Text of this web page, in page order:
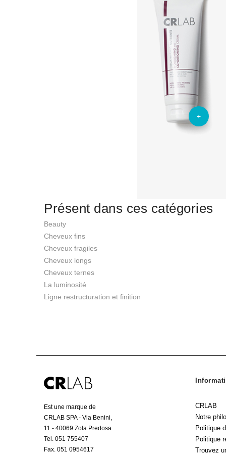
+
Présent dans ces catégories
Beauty
Cheveux fins
Cheveux fragiles
Cheveux longs
Cheveux ternes
La luminosité
Ligne restructuration et finition
Est une marque de
CRLAB SPA - Via Benini,
11 - 40069 Zola Predosa
Tel. 051 755407
Fax. 051 0954617
CRLAB
Notre
Politique
Politique
Trouvez